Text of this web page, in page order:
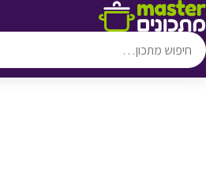
דלג לתוכן
♥ הוספה